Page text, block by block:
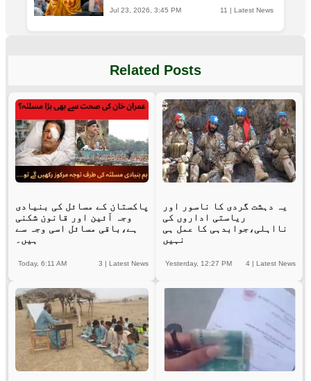
11 | Latest News
Jul 23, 2026, 3:45 PM
Related Posts
پاکستان کے مسائل کی بنیادی
وجہ آئین اور قانون شکنی
ہے،باقی مسائل اسی وجہ سے
ہیں۔
3 | Latest News
Today, 6:11 AM
یہ دہشت گردی کا ناسور اور
ریاستی اداروں کی
نااہلی،جوابدہی کا عمل ہی
نہیں
4 | Latest News
Yesterday, 12:27 PM